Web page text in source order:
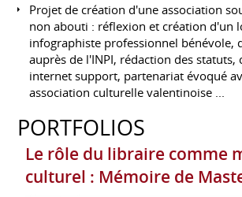
Projet de création d'une association
non abouti : réflexion et création d'un
infographiste professionnel bénévole,
auprès de l'INPI, rédaction des statuts,
internet support, partenariat évoqué
association culturelle valentinoise ...
PORTFOLIOS
Le rôle du libraire comme
culturel : Mémoire de